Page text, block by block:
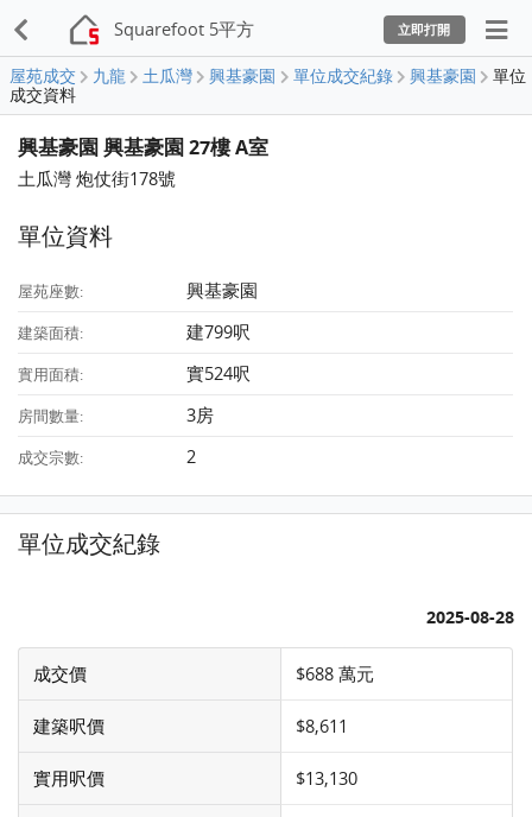
Squarefoot 5平方 立即打開
屋苑成交 九龍 土瓜灣 興基豪園 單位成交紀錄 興基豪園
單位
成交資料
興基豪園 興基豪園 27樓 A室
土瓜灣 炮仗街178號
單位資料
屋苑座數: 興基豪園
建築面積: 建799呎
實用面積: 實524呎
房間數量: 3房
成交宗數: 2
單位成交紀錄
2025-08-28
成交價 $688 萬元
建築呎價 $8,611
實用呎價 $13,130